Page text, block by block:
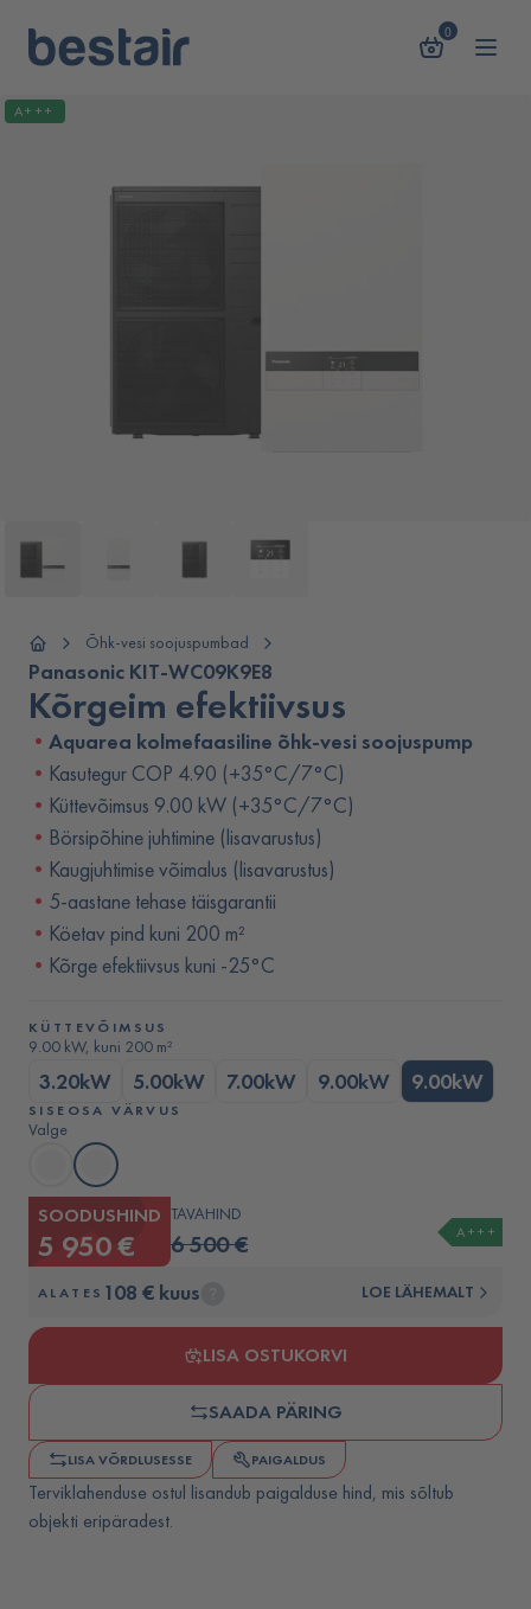
0
A+++
Õhk-vesi soojuspumbad
Panasonic KIT-WC09K9E8
Kõrgeim efektiivsus
Aquarea kolmefaasiline õhk-vesi soojuspump
Kasutegur COP 4.90 (+35°C/7°C)
Küttevõimsus 9.00 kW (+35°C/7°C)
Börsipõhine juhtimine (lisavarustus)
Kaugjuhtimise võimalus (lisavarustus)
5-aastane tehase täisgarantii
Köetav pind kuni 200 m²
Kõrge efektiivsus kuni -25°C
KÜTTEVÕIMSUS
9.00 kW, kuni 200 m²
3.20kW 5.00kW 7.00kW 9.00kW 9.00kW
SISEOSA VÄRVUS
Valge
SOODUSHIND
5 950 €
TAVAHIND
6 500 € A+++
ALATES 108 € kuus LOE LÄHEMALT
LISA OSTUKORVI
SAADA PÄRING
LISA VÕRDLUSESSE PAIGALDUS
Terviklahenduse ostul lisandub paigalduse hind, mis sõltub
objekti eripäradest.